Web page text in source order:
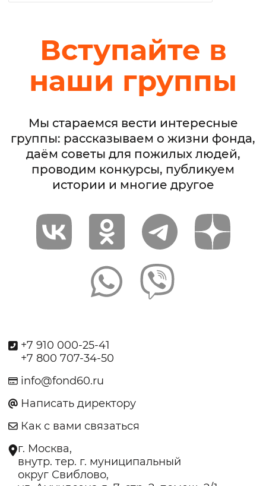
Вступайте в
наши группы
Мы стараемся вести интересные
группы: рассказываем о жизни фонда,
даём советы для пожилых людей,
проводим конкурсы, публикуем
истории и многие другое
+7 910 000-25-41
+7 800 707-34-50
info@fond60.ru
Написать директору
Как с вами связаться
г. Москва,
внутр. тер. г. муниципальный
округ Свиблово,